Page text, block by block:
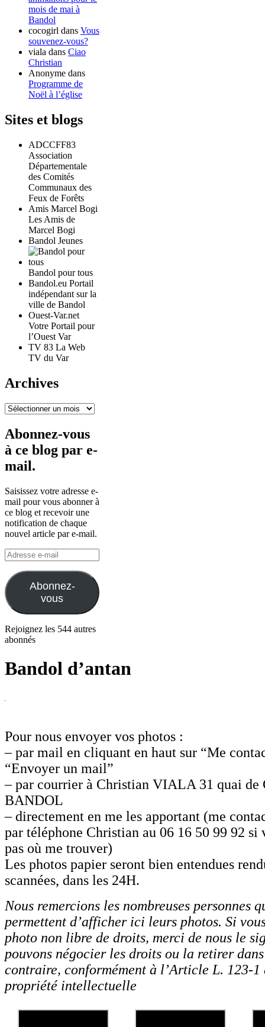
mois de mai à
Bandol
cocogirl dans Vous
souvenez-vous?
viala dans Ciao
Christian
Anonyme dans
Programme de
Noël à l’église
Sites et blogs
ADCCFF83
Association
Départementale
des Comités
Communaux des
Feux de Forêts
Amis Marcel Bogi
Les Amis de
Marcel Bogi
Bandol Jeunes
Bandol pour tous
Bandol.eu Portail
indépendant sur la
ville de Bandol
Ouest-Var.net
Votre Portail pour
l’Ouest Var
TV 83 La Web
TV du Var
Archives
Archives
Abonnez-vous
à ce blog par e-
mail.
Saisissez votre adresse e-
mail pour vous abonner à
ce blog et recevoir une
notification de chaque
nouvel article par e-mail.
Adresse
e-
mail
Abonnez-
vous
Rejoignez les 544 autres
abonnés
Bandol d’antan
Pour nous envoyer vos photos :
– par mail en cliquant en haut sur “Me
“Envoyer un mail”
– par courrier à Christian VIALA 31 quai de
BANDOL
– directement en me les apportant (me
par téléphone Christian au 06 16 50 99 92 si
pas où me trouver)
Les photos papier seront bien entendues
scannées, dans les 24H.
Nous remercions les nombreuses personnes
permettent d’afficher ici leurs photos. Si
photo non libre de droits, merci de nous le
pouvons négocier les droits ou la retirer
contraire, conformément à l’Article L. 123-1
propriété intellectuelle